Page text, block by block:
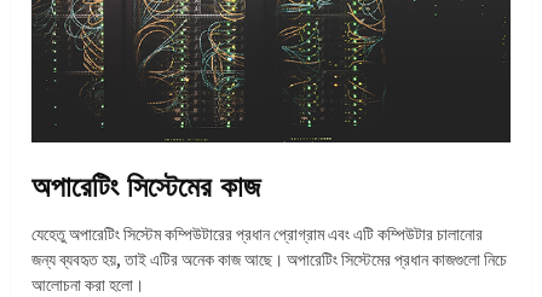
অপারেটিং সিস্টেমের কাজ
যেহেতু অপারেটিং সিস্টেম কম্পিউটারের প্রধান প্রোগ্রাম এবং এটি কম্পিউটার চালানোর
জন্য ব্যবহৃত হয়, তাই এটির অনেক কাজ আছে। অপারেটিং সিস্টেমের প্রধান কাজগুলো নিচে
আলোচনা করা হলো।